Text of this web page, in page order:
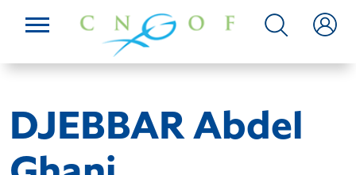
DJEBBAR Abdel